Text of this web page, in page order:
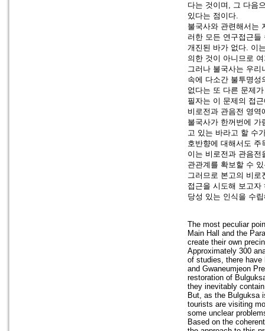
다는 것이며, 그 다음
있다는 점이다.
불국사와 관련해서는
러한 모든 연구접근
개진된 바가 없다. 이
의한 것이 아니므로
그러나 불국사는 우
속에 다소간 불투명
없다는 또 다른 문제
필자는 이 문제의 접
비로전과 관음전 영
불국사가 한꺼번에 가
고 있는 바라고 할 수
호반향에 대해서도
이는 비로전과 관음
관관계를 확보할 수
그러므로 본고의 비
접근을 시도해 보고
당성 있는 인식을 수
The most peculiar
Main Hall and the
create their own
Approximately 300
of studies, there have
and Gwaneumjeon
restoration of
they inevitably
But, as the Bulguksa
tourists are visiting
some unclear
Based on the